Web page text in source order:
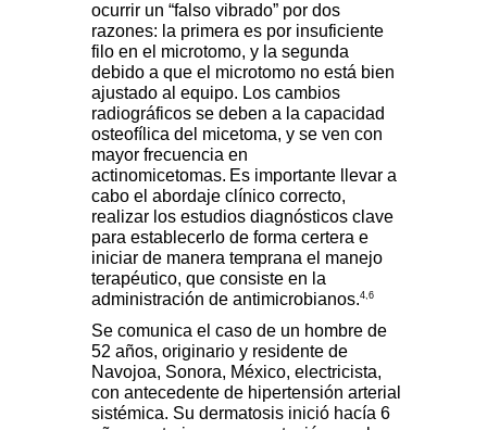
ocurrir un “falso vibrado” por dos
razones: la primera es por insuficiente
filo en el microtomo, y la segunda
debido a que el microtomo no está bien
ajustado al equipo. Los cambios
radiográficos se deben a la capacidad
osteofílica del micetoma, y se ven con
mayor frecuencia en
actinomicetomas. Es importante llevar a
cabo el abordaje clínico correcto,
realizar los estudios diagnósticos clave
para establecerlo de forma certera e
iniciar de manera temprana el manejo
terapéutico, que consiste en la
administración de antimicrobianos.4,6
Se comunica el caso de un hombre de
52 años, originario y residente de
Navojoa, Sonora, México, electricista,
con antecedente de hipertensión arterial
sistémica. Su dermatosis inició hacía 6